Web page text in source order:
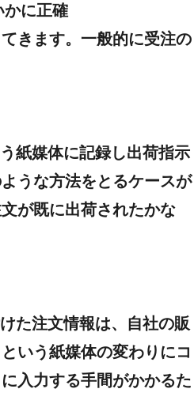
かに正確
きます。一般的に受注の
紙媒体に記録し出荷指示
うな方法をとるケースが
が既に出荷されたかな
た注文情報は、自社の販
いう紙媒体の変わりにコ
入力する手間がかかるた